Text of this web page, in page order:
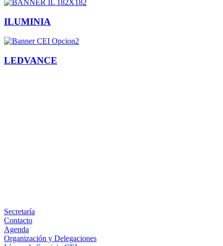
ILUMINIA
LEDVANCE
Secretaría
Contacto
Agenda
Organización y Delegaciones